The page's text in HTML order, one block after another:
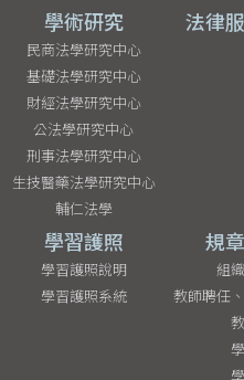
學術研究
民商法學研究中心
基礎法學研究中心
財經法學研究中心
公法學研究中心
刑事法學研究中心
生技醫藥法學研究中心
輔仁法學
法律
學習護照
學習護照說明
學習護照系統
規
組
教師聘任